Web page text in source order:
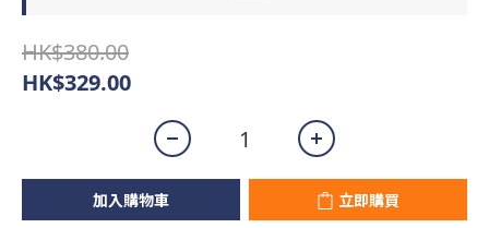
HK$380.00
HK$329.00
加入購物車 立即購買